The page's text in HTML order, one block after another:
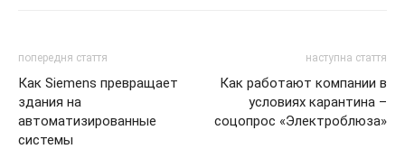
попередня стаття
Как Siemens превращает
здания на
автоматизированные
системы
наступна стаття
Как работают компании в
условиях карантина –
соцопрос «Электроблюза»